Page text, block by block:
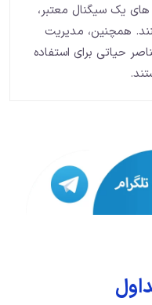
یک سیگنال معتبر،
همچنین، مدیریت
حیاتی برای استفاده